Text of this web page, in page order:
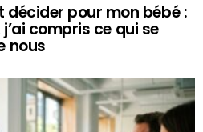
pour mon bébé :
compris ce qui se
nous